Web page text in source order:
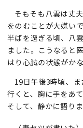
そもそも八雲は丈
をのむことが大嫌い
半ばを過ぎる頃、八
ました。こうなると
はり心臓の状態がか
19日午後3時頃、
行くと、胸に手をあ
そして、静かに語りま